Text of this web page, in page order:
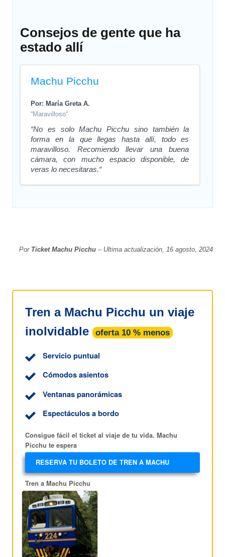
Consejos de gente que ha
estado allí
Machu Picchu
Por: María Greta A.
“Maravilloso“
“No es solo Machu Picchu sino también la
forma en la que llegas hasta allí, todo es
maravilloso. Recomiendo llevar una buena
cámara, con mucho espacio disponible, de
veras lo necesitaras.“
Por Ticket Machu Picchu– Ultima actualización, 16 agosto, 2024
Tren a Machu Picchu un viaje
inolvidable oferta 10 % menos
Servicio puntual
Cómodos asientos
Ventanas panorámicas
Espectáculos a bordo
Consigue fácil el ticket al viaje de tu vida. Machu
Picchu te espera
RESERVA TU BOLETO DE TREN A MACHU
PICCHU AHORA!
Tren a Machu Picchu